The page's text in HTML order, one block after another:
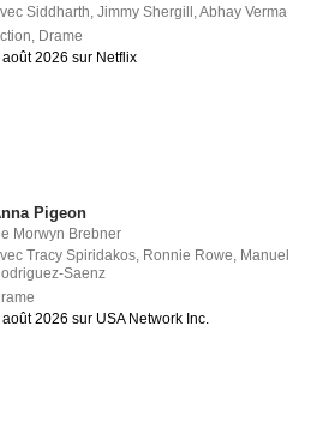
Siddharth ,Jimmy Shergill ,Abhay Verma
Drame
août 2026 sur Netflix
Pigeon
Morwyn Brebner
Tracy Spiridakos, Ronnie Rowe, Manuel
Saenz
août 2026 sur USA Network Inc.